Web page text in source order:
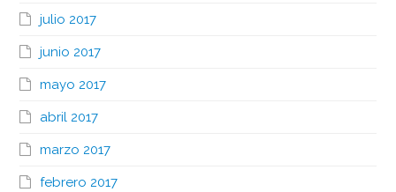
julio 2017
junio 2017
mayo 2017
abril 2017
marzo 2017
febrero 2017